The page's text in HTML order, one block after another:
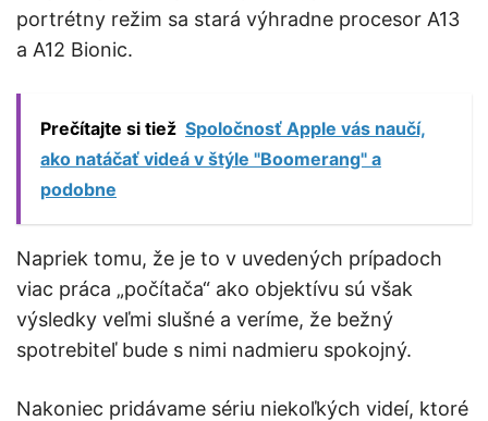
portrétny režim sa stará výhradne procesor A13
a A12 Bionic.
Prečítajte si tiež Spoločnosť Apple vás naučí,
ako natáčať videá v štýle "Boomerang" a
podobne
Napriek tomu, že je to v uvedených prípadoch
viac práca „počítača“ ako objektívu sú však
výsledky veľmi slušné a veríme, že bežný
spotrebiteľ bude s nimi nadmieru spokojný.
Nakoniec pridávame sériu niekoľkých videí, ktoré